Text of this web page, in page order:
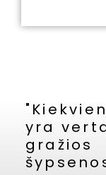
yra
gražios